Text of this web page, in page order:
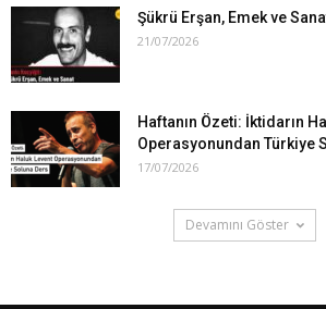
Şükrü Erşan, Emek ve
21/07/2026
Haftanın Özeti: İktidarın
Operasyonundan Türkiye
17/07/2026
Devamını Göster